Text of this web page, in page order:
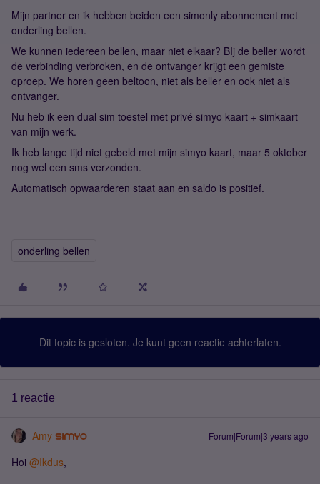
Mijn partner en ik hebben beiden een simonly abonnement met
onderling bellen.
We kunnen iedereen bellen, maar niet elkaar? BIj de beller wordt
de verbinding verbroken, en de ontvanger krijgt een gemiste
oproep. We horen geen beltoon, niet als beller en ook niet als
ontvanger.
Nu heb ik een dual sim toestel met privé simyo kaart + simkaart
van mijn werk.
Ik heb lange tijd niet gebeld met mijn simyo kaart, maar 5 oktober
nog wel een sms verzonden.
Automatisch opwaarderen staat aan en saldo is positief.
onderling bellen
Dit topic is gesloten. Je kunt geen reactie achterlaten.
1 reactie
Amy Forum|Forum|3 years ago
Hoi @Ikdus,